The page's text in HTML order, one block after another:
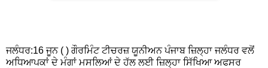
ਜਲੰਧਰ:16 ਜੂਨ ( ) ਗੌਰਮਿੰਟ ਟੀਚਰਜ਼ ਯੂਨੀਅਨ ਪੰਜਾਬ ਜ਼ਿਲ੍ਹਾ ਜਲੰਧਰ ਵਲੋਂ
ਅਧਿਆਪਕਾਂ ਦੇ ਮੰਗਾਂ ਮਸਲਿਆਂ ਦੇ ਹੱਲ ਲਈ ਜ਼ਿਲ੍ਹਾ ਸਿੱਖਿਆ ਅਫਸਰ